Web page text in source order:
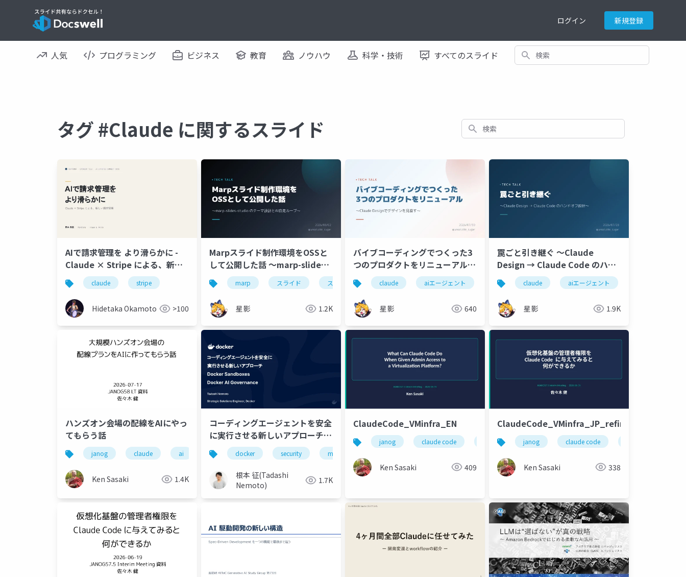
ログイン 新規登録
人気 プログラミング ビジネス 教育 ノウハウ 科学・技術 すべてのスライド 検索
タグ #Claude に関するスライド 検索
AIで請求管理を より滑らかに -
Claude × Stripe による、新し
い請求管理
claude stripe
Hidetaka Okamoto >100
Marpスライド制作環境をOSSと
して公開した話 〜marp-slides-
studio のテーマ設計とAI自走ル
ープ〜
marp スライド スライド作成 oss claudecode claude 自動化 ai駆動開発
星影 1.2K
バイブコーディングでつくった3
つのプロダクトをリニューアル
〜Claude Designでデザインを
見直す〜
claude aiエージェント バイブコーディング ai駆動開発
星影 640
罠ごと引き継ぐ 〜Claude
Design → Claude Code のハン
ドオフ設計〜
claude aiエージェント
星影 1.9K
ハンズオン会場の配線をAIにやっ
てもらう話
janog claude ai 配線 イベント会場
Ken Sasaki 1.4K
コーディングエージェントを安全
に実行させる新しいアプローチ
〜Docker Sandboxes・AI
Governance〜
docker security mcp
根本 征(Tadashi
Nemoto)
1.7K
ClaudeCode_VMinfra_EN
janog claude code claude vm prometheus
Ken Sasaki 409
ClaudeCode_VMinfra_JP_refinedbyAI
janog claude code
Ken Sasaki 338